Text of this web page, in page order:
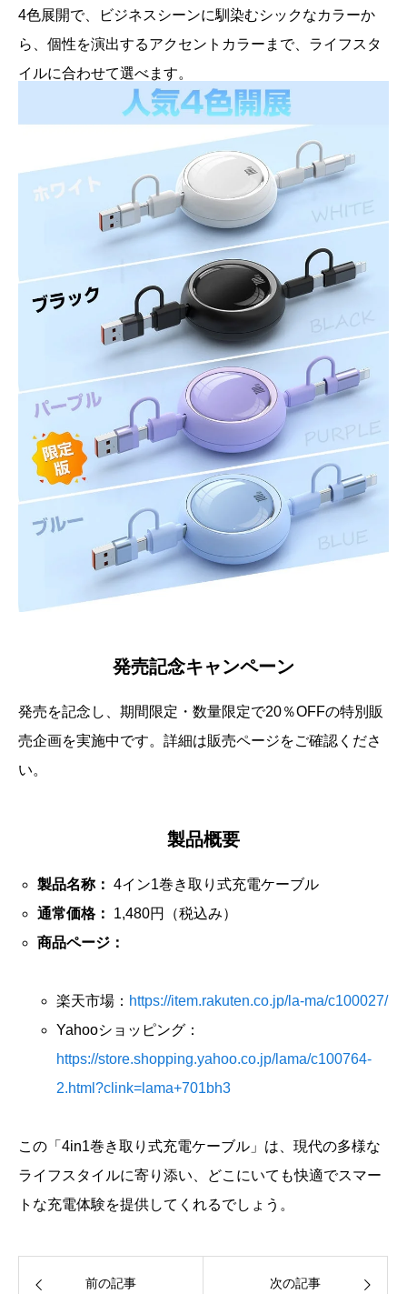
4色展開で、ビジネスシーンに馴染むシックなカラーか
ら、個性を演出するアクセントカラーまで、ライフスタ
イルに合わせて選べます。
発売記念キャンペーン
発売を記念し、期間限定・数量限定で20％OFFの特別販
売企画を実施中です。詳細は販売ページをご確認くださ
い。
製品概要
製品名称： 4イン1巻き取り式充電ケーブル
通常価格：
1,480円（税込み）
商品ページ：
楽天市場： https://item.rakuten.co.jp/la-ma/c100027/
Yahooショッピング：
https://store.shopping.yahoo.co.jp/lama/c100764-
2.html?clink=lama+701bh3
この「4in1巻き取り式充電ケーブル」は、現代の多様な
ライフスタイルに寄り添い、どこにいても快適でスマー
トな充電体験を提供してくれるでしょう。
前の記事 次の記事